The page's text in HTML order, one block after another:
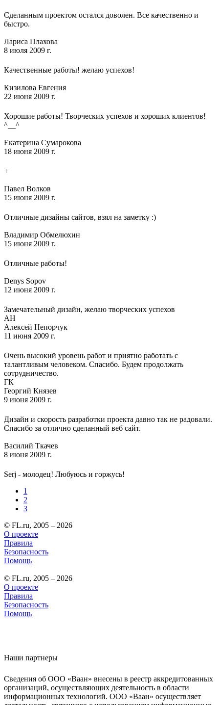
Сделанным проектом остался доволен. Все качественно и
быстро.
Лариса Плахова
8 июля 2009 г.
Качественные работы! желаю успехов!
Кизилова Евгения
22 июня 2009 г.
Хорошие работы! Творческих успехов и хороших клиентов!
^__^
Екатерина Сумарокова
18 июня 2009 г.
+
Павел Волков
15 июня 2009 г.
Отличные дизайны сайтов, взял на заметку :)
Владимир Обмелюхин
15 июня 2009 г.
Отличные работы!
Denys Sopov
12 июня 2009 г.
Замечательный дизайн, желаю творческих успехов
АН
Алексей Непорчук
11 июня 2009 г.
Очень высокий уровень работ и приятно работать с
талантливым человеком. Спасибо. Будем продолжать
сотрудничество.
ГК
Георгий Князев
9 июня 2009 г.
Дизайн и скорость разработки проекта давно так не радовали.
Спасибо за отлично сделанный веб сайт.
Василий Ткачев
8 июня 2009 г.
Serj - молодец! Любуюсь и горжусь!
1
2
3
© FL.ru, 2005 – 2026
О проекте
Правила
Безопасность
Помощь
© FL.ru, 2005 – 2026
О проекте
Правила
Безопасность
Помощь
Наши партнеры
Сведения об ООО «Ваан» внесены в реестр аккредитованных
организаций, осуществляющих деятельность в области
информационных технологий. ООО «Ваан» осуществляет